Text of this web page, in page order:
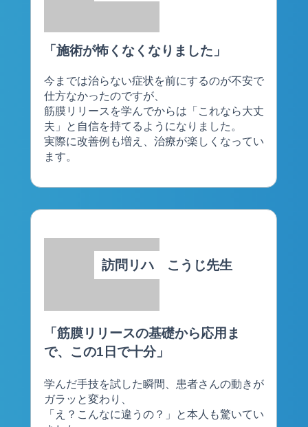
「施術が怖くなくなりました」
今までは治らない症状を前にするのが不安で
仕方なかったのですが、
筋膜リリースを学んでからは「これなら大丈
夫」と自信を持てるようになりました。
実際に改善例も増え、治療が楽しくなってい
ます。
訪問リハ こうじ先生
「筋膜リリースの基礎から応用ま
で、この1日で十分」
学んだ手技を試した瞬間、患者さんの動きが
ガラッと変わり、
「え？こんなに違うの？」と本人も驚いてい